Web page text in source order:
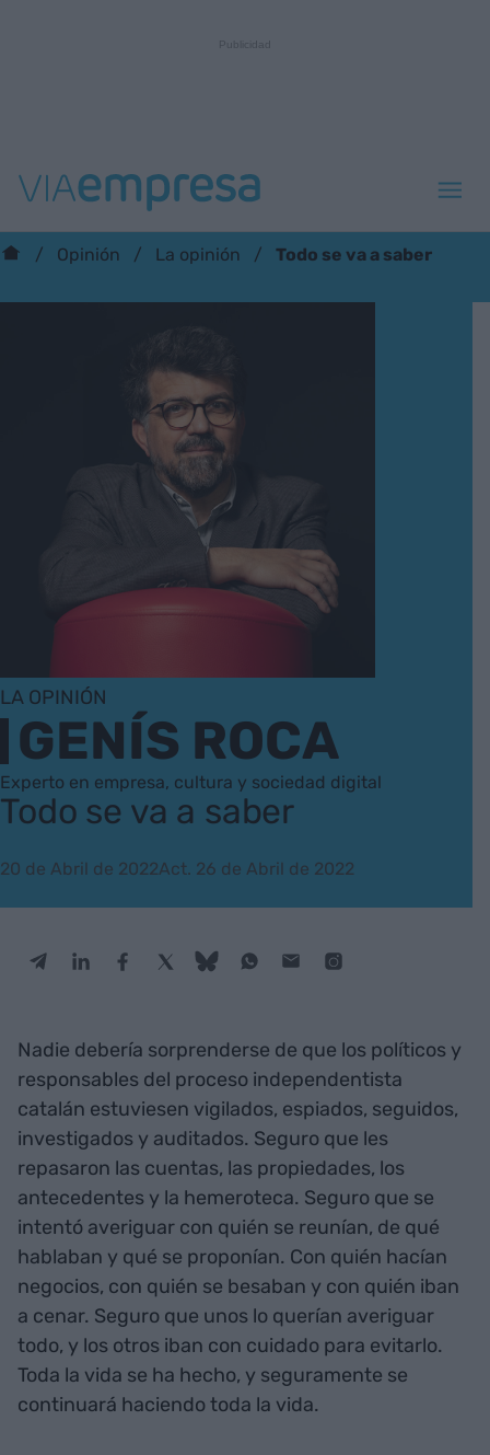
Opinión La opinión Todo se va a saber
LA OPINIÓN
GENÍS ROCA
Experto en empresa, cultura y sociedad digital
Todo se va a saber
20 de Abril de 2022Act. 26 de Abril de 2022
Nadie debería sorprenderse de que los políticos y
responsables del proceso independentista
catalán estuviesen vigilados, espiados, seguidos,
investigados y auditados. Seguro que les
repasaron las cuentas, las propiedades, los
antecedentes y la hemeroteca. Seguro que se
intentó averiguar con quién se reunían, de qué
hablaban y qué se proponían. Con quién hacían
negocios, con quién se besaban y con quién iban
a cenar. Seguro que unos lo querían averiguar
todo, y los otros iban con cuidado para evitarlo.
Toda la vida se ha hecho, y seguramente se
continuará haciendo toda la vida.